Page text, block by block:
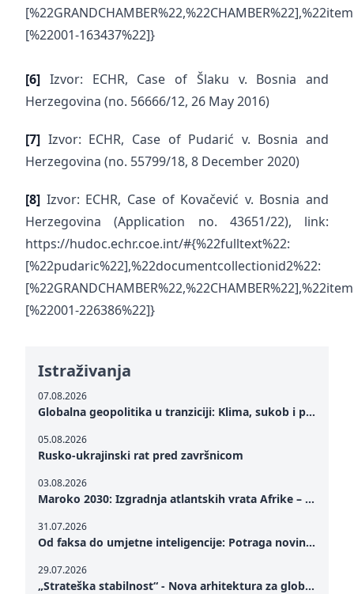
[%22001-163437%22]}
[6] Izvor: ECHR, Case of Šlaku v. Bosnia and
Herzegovina (no. 56666/12, 26 May 2016)
[7] Izvor: ECHR, Case of Pudarić v. Bosnia and
Herzegovina (no. 55799/18, 8 December 2020)
[8] Izvor: ECHR, Case of Kovačević v. Bosnia and
Herzegovina (Application no. 43651/22), link:
https://hudoc.echr.coe.int/#{%22fulltext%22:
[%22pudaric%22],%22documentcollectionid2%22:
[%22001-226386%22]}
Istraživanja
07.08.2026
Globalna geopolitika u tranziciji: Klima, sukob i potraga za mirom
05.08.2026
Rusko-ukrajinski rat pred završnicom
03.08.2026
Maroko 2030: Izgradnja atlantskih vrata Afrike – od Tangera u Mediteranu do novog geopolitičkog koridora
31.07.2026
Od faksa do umjetne inteligencije: Potraga novinarstva za istinom u digitalnom dobu
29.07.2026
„Strateška stabilnost“ - Nova arhitektura za globalnu saradnju